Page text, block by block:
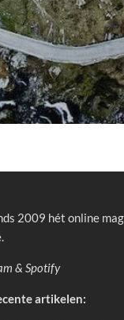
2009 hét online
& Spotify
artikelen: